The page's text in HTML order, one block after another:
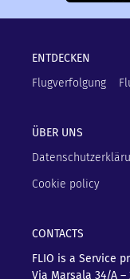
ENTDECKEN
Flugverfolgung
ÜBER UNS
Cookie policy
CONTACTS
FLIO is a Service
Via Marsala 34/A –